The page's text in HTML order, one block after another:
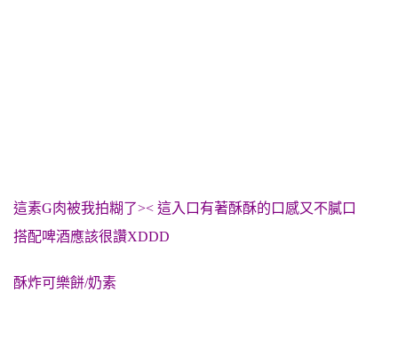
這素G肉被我拍糊了>< 這入口有著酥酥的口感又不膩口
搭配啤酒應該很讚XDDD
酥炸可樂餅/奶素